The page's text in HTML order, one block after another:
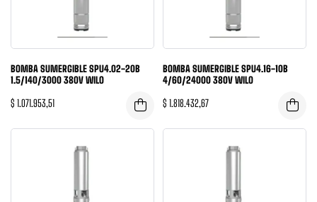
BOMBA SUMERGIBLE SPU4.02-20B
1.5/140/3000 380V WILO
$ 1.071.953,51
BOMBA SUMERGIBLE SPU4.16-10B
4/60/24000 380V WILO
$ 1.818.432,67